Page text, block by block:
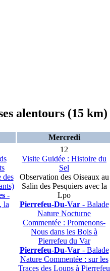
alentours (15 km)
Mercredi
des
-
la
12
Visite Guidée : Histoire du
Sel
Observation des Oiseaux au
Salin des Pesquiers avec la
Lpo
Pierrefeu-Du-Var- Balade
Nature Nocturne
Commentée : Promenons-
Nous dans les Bois à
Pierrefeu du Var
Pierrefeu-Du-Var- Balade
Nature Commentée : sur les
Traces des Loups à Pierrefeu